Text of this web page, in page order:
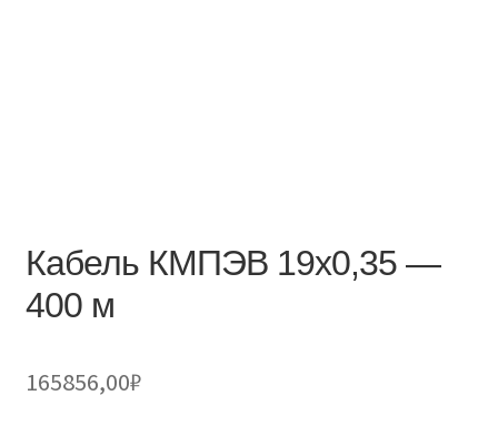
Кабель КМПЭВ 19х0,35 —
400 м
165856,00₽